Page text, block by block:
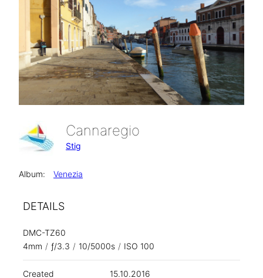
Cannaregio
Stig
Album: Venezia
DETAILS
DMC-TZ60
4mm / ƒ/3.3 / 10/5000s / ISO 100
Created
15.10.2016